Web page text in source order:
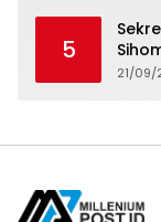
Saja
5
DKI
21/09/